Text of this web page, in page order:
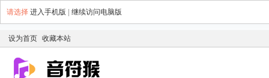
请选择 进入手机版 继续访问电脑版
设为首页 收藏本站